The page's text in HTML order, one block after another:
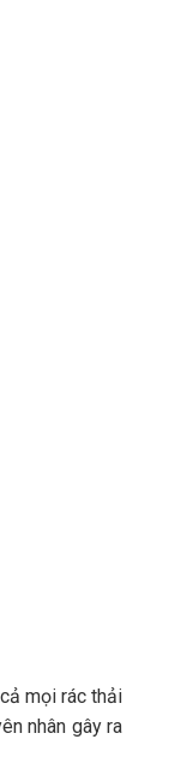
mọi rác thải
nhân gây ra